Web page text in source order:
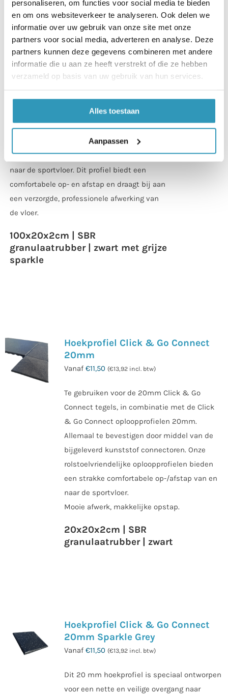
personaliseren, om functies voor social media te bieden
en om ons websiteverkeer te analyseren. Ook delen we
informatie over uw gebruik van onze site met onze
partners voor social media, adverteren en analyse. Deze
partners kunnen deze gegevens combineren met andere
informatie die u aan ze heeft verstrekt of die ze hebben
verzameld op basis van uw gebruik van hun services.
Alles toestaan
Aanpassen
Oploopprofiel 20mm Click & Go
Connect Sparkle Grey
(100x20x2cm)
Vanaf€11,50 ( €13,92incl. btw)
Geschikt voor gebruik in combinatie met de
20 mm dikke tegels en eenvoudig te
monteren met kunststof connectoren. Het
Click & Go oploopprofiel in Sparkle Grijs
zorgt voor een nette en vloeiende overgang
naar de sportvloer. Dit profiel biedt een
comfortabele op- en afstap en draagt bij aan
een verzorgde, professionele afwerking van
de vloer.
100x20x2cm | SBR
granulaatrubber | zwart met grijze
sparkle
Hoekprofiel Click & Go Connect
20mm
Vanaf €11,50 (€13,92incl. btw)
Te gebruiken voor de 20mm Click & Go
Connect tegels, in combinatie met de Click
& Go Connect oploopprofielen 20mm.
Allemaal te bevestigen door middel van de
bijgeleverd kunststof connectoren. Onze
rolstoelvriendelijke oploopprofielen bieden
een strakke comfortabele op-/afstap van en
naar de sportvloer.
Mooie afwerk, makkelijke opstap.
20x20x2cm | SBR
granulaatrubber | zwart
Hoekprofiel Click & Go Connect
20mm Sparkle Grey
Vanaf €11,50 (€13,92incl. btw)
Dit 20 mm hoekprofiel is speciaal ontworpen
voor een nette en veilige overgang naar